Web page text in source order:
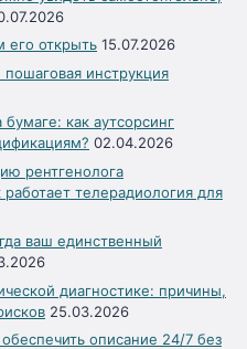
его открыть 15.07.2026
инструкция
как аутсорсинг
02.04.2026
рентгенолога
телерадиология для
ваш единственный
диагностике: причины,
25.03.2026
описание 24/7 без